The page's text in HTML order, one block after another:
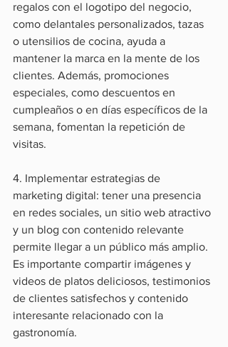
regalos con el logotipo del negocio,
como delantales personalizados, tazas
o utensilios de cocina, ayuda a
mantener la marca en la mente de los
clientes. Además, promociones
especiales, como descuentos en
cumpleaños o en días específicos de la
semana, fomentan la repetición de
visitas.
4. Implementar estrategias de
marketing digital: tener una presencia
en redes sociales, un sitio web atractivo
y un blog con contenido relevante
permite llegar a un público más amplio.
Es importante compartir imágenes y
videos de platos deliciosos, testimonios
de clientes satisfechos y contenido
interesante relacionado con la
gastronomía.